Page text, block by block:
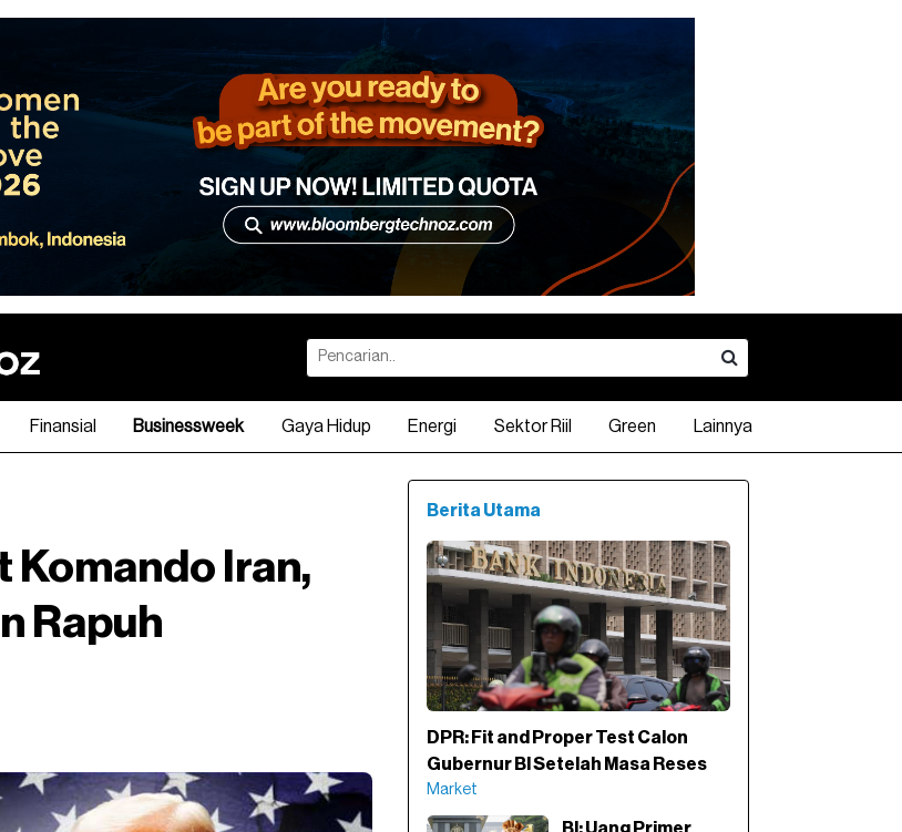
Finansial Businessweek Gaya Hidup Energi Sektor Riil Green Lainnya
Komando Iran,
Rapuh
Berita Utama
DPR: Fit and Proper Test Calon
Gubernur BI Setelah Masa Reses
Market